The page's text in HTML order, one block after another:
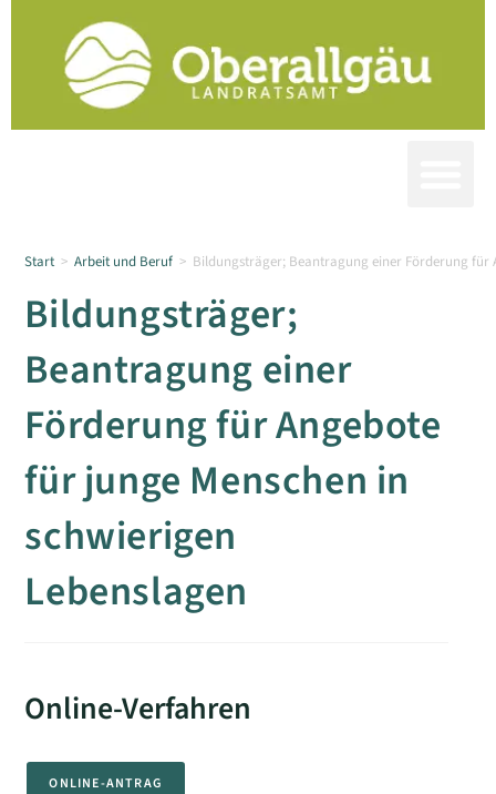
Start > Arbeit und Beruf > Bildungsträger; Beantragung einer Förderung für
Bildungsträger;
Beantragung einer
Förderung für Angebote
für junge Menschen in
schwierigen
Lebenslagen
Online-Verfahren
ONLINE-ANTRAG